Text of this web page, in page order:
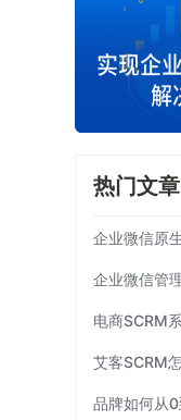
热门文章